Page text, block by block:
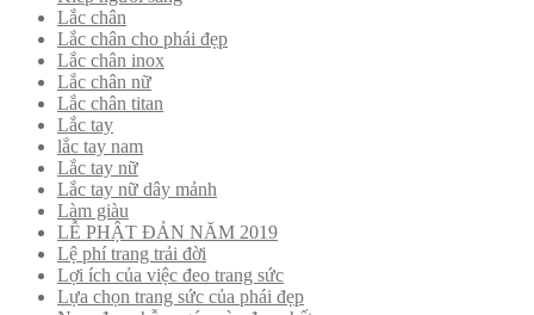
Lắc chân
Lắc chân cho phái đẹp
Lắc chân inox
Lắc chân nữ
Lắc chân titan
Lắc tay
lắc tay nam
Lắc tay nữ
Lắc tay nữ dây mảnh
Làm giàu
LỄ PHẬT ĐẢN NĂM 2019
Lệ phí trang trải đời
Lợi ích của việc đeo trang sức
Lựa chọn trang sức của phái đẹp